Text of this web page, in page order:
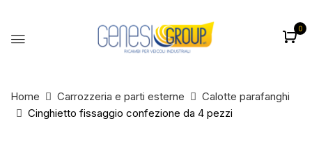
0
Home Carrozzeria e parti esterne
Calotte parafanghi
Cinghietto fissaggio confezione da 4 pezzi
BE THE FIRST TO REVIEW
CONFEZIONE DA 4 PEZZI”